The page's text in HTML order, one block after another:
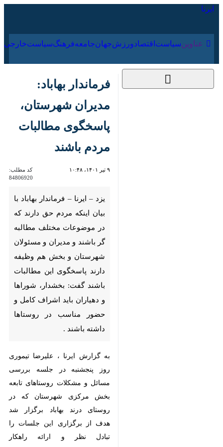
عناوین‌ سیاست اقتصاد ورزش جهان جامعه فرهنگ
فرماندار بهاباد: مدیران
شهرستان، پاسخگوی
مطالبات مردم باشند
یزد – ایرنا – فرماندار بهاباد با بیان
موضوعات مختلف مطالبه گر باشند
و مدیران و مسئولان شهرستان و
بخش هم وظیفه دارند پاسخگوی
این مطالبات باشند گفت:
بخشدار، شوراها و دهیاران باید
اشراف کامل و حضور مناسب در
روستاها داشته باشند .
به گزارش ایرنا ، علیرضا تیموری روز
پنجشنبه در جلسه بررسی مسائل و
شهرستان که در روستای درند بهاباد
برگزار شد هدف از برگزاری این
جلسات را تبادل نظر و ارائه راهکار
درخصوص حل مسائل و مشکلات
مردم روستا برشمرد و گفت: وظیفه
ماست به درد دل مردم گوش دهیم و
در راستای رفع نمودن مشکلات قدم